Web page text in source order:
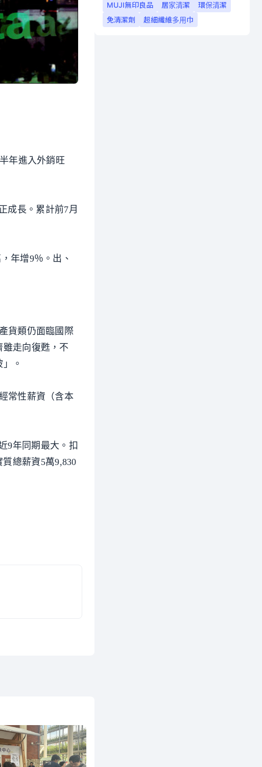
年進入外銷旺
成長。累計前7月
年增9％。出、
貨類仍面臨國際
走向復甦，不
。
常性薪資（含本
9年同期最大。扣
總薪資5萬9,830
MUJI無印良品
居家清潔
環保清潔
免清潔劑
超細纖維多用巾